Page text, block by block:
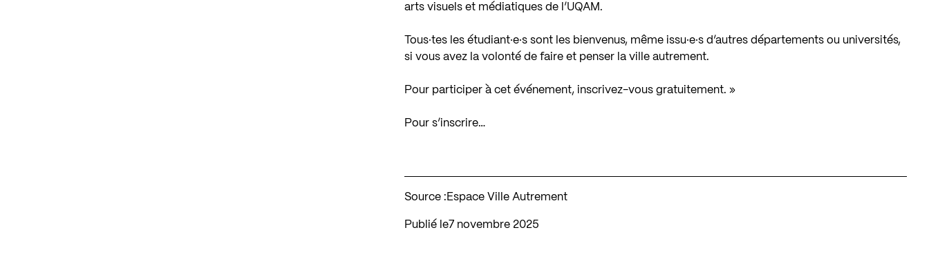
arts visuels et médiatiques de l’UQAM.
Tous·tes les étudiant·e·s sont les bienvenus, même issu·e·s d’autres départements ou universités,
si vous avez la volonté de faire et penser la ville autrement.
Pour participer à cet événement, inscrivez-vous gratuitement. »
Pour s’inscrire…
Source : Espace Ville Autrement
Publié le 7 novembre 2025